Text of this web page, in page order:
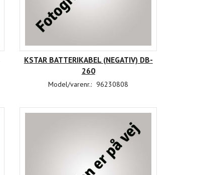
KSTAR BATTERIKABEL (NEGATIV) DB-
260
Model/varenr.: 96230808